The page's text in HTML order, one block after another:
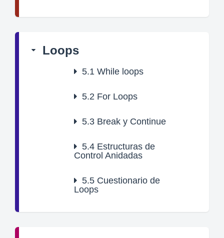
Loops
5.1 While loops
5.2 For Loops
5.3 Break y Continue
5.4 Estructuras de
Control Anidadas
5.5 Cuestionario de
Loops